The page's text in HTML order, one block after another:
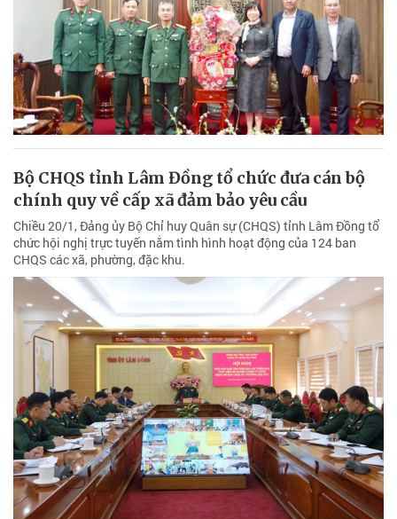
Bộ CHQS tỉnh Lâm Đồng tổ chức đưa cán bộ
chính quy về cấp xã đảm bảo yêu cầu
Chiều 20/1, Đảng ủy Bộ Chỉ huy Quân sự (CHQS) tỉnh Lâm Đồng tổ
chức hội nghị trực tuyến nắm tình hình hoạt động của 124 ban
CHQS các xã, phường, đặc khu.